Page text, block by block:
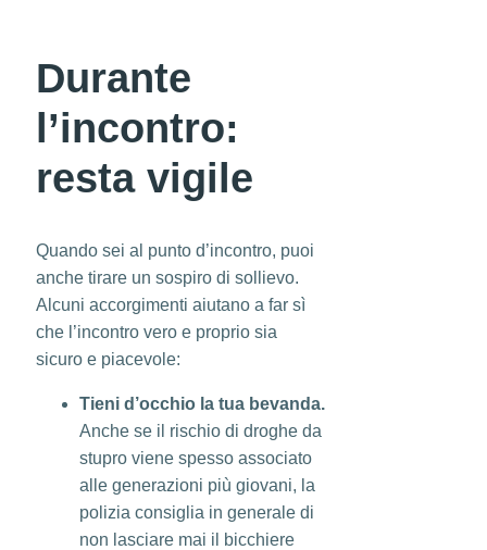
Durante
l’incontro:
resta vigile
Quando sei al punto d’incontro, puoi
anche tirare un sospiro di sollievo.
Alcuni accorgimenti aiutano a far sì
che l’incontro vero e proprio sia
sicuro e piacevole:
Tieni d’occhio la tua bevanda.
Anche se il rischio di droghe da
stupro viene spesso associato
alle generazioni più giovani, la
polizia consiglia in generale di
non lasciare mai il bicchiere